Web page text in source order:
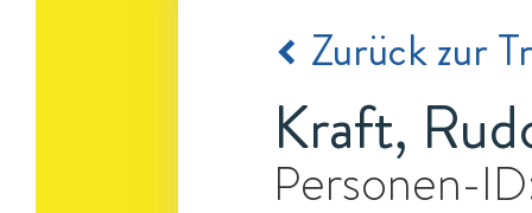
Zurück zur
Kraft,
Personen-